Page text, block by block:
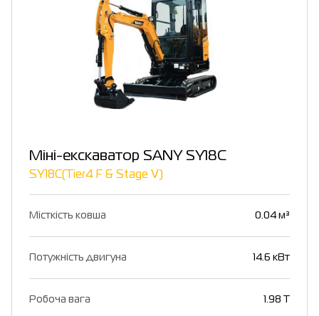
Міні-екскаватор SANY SY18C
SY18C(Tier4 F & Stage Ⅴ)
Місткість ковша 0.04 м³
Потужність двигуна 14.6 кВт
Робоча вага 1.98 T